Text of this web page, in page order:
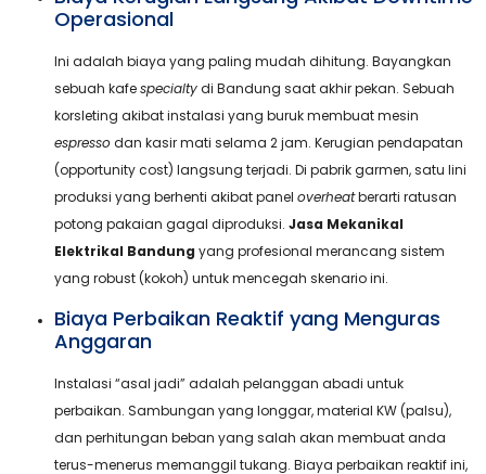
Operasional
Ini adalah biaya yang paling mudah dihitung. Bayangkan
sebuah kafespecialtydi Bandung saat akhir pekan. Sebuah
korsleting akibat instalasi yang buruk membuat mesin
espressodan kasir mati selama 2 jam. Kerugian pendapatan
(opportunity cost) langsung terjadi. Di pabrik garmen, satu lini
produksi yang berhenti akibat panel overheatberarti ratusan
potong pakaian gagal diproduksi. Jasa Mekanikal
Elektrikal Bandung yang profesional merancang sistem
yang robust (kokoh) untuk mencegah skenario ini.
Biaya Perbaikan Reaktif yang Menguras
Anggaran
Instalasi “asal jadi” adalah pelanggan abadi untuk
perbaikan. Sambungan yang longgar, material KW (palsu),
dan perhitungan beban yang salah akan membuat anda
terus-menerus memanggil tukang. Biaya perbaikan reaktif ini,